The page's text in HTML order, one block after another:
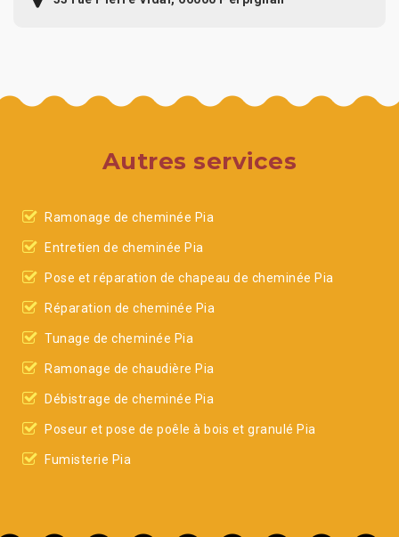
Autres services
Ramonage de cheminée Pia
Entretien de cheminée Pia
Pose et réparation de chapeau de cheminée Pia
Réparation de cheminée Pia
Tunage de cheminée Pia
Ramonage de chaudière Pia
Débistrage de cheminée Pia
Poseur et pose de poêle à bois et granulé Pia
Fumisterie Pia